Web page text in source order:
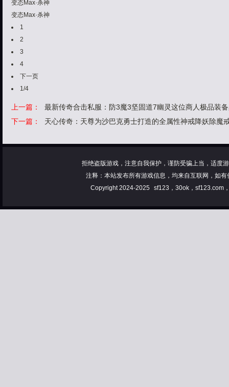
变态Max·杀神
变态Max·杀神
1
2
3
4
下一页
1/4
上一篇：
最新传奇合击私服：防3魔3坚固道7幽灵这位商人极品装
下一篇：
天心传奇：天尊为沙巴克勇士打造的全属性神戒降妖除魔
拒绝盗版游戏，注意自我保护，谨防受骗上当，适度
注释：本站发布所有游戏信息，均来自互联网，如
Copyright 2024-2025
sf123，30ok，sf123.com